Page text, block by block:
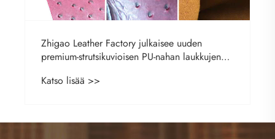
Zhigao Leather Factory julkaisee uuden
premium-strutsikuvioisen PU-nahan laukkujen
Katso lisää >>